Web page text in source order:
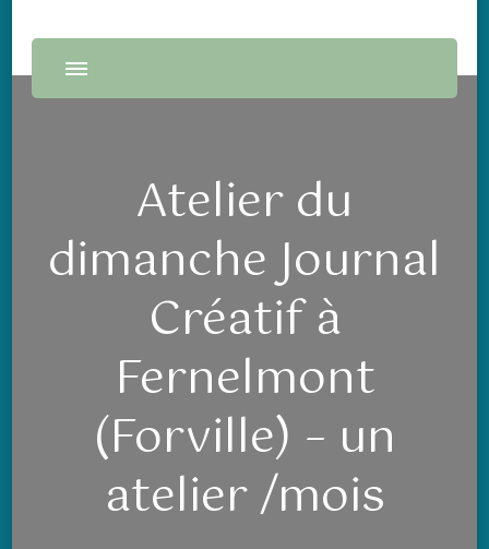
Atelier du
dimanche Journal
Créatif à
Fernelmont
(Forville) – un
atelier /mois